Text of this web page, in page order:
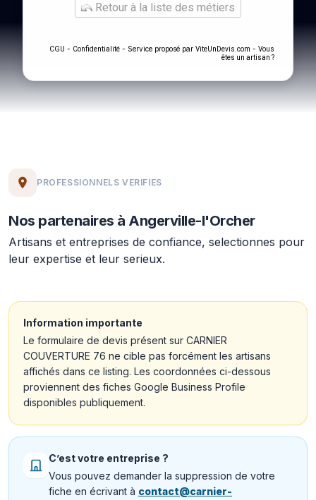
Retour à la liste des métiers
CGU - Confidentialité - Service proposé par ViteUnDevis.com - Vous
êtes un artisan ?
PROFESSIONNELS VERIFIES
Nos partenaires à Angerville-l'Orcher
Artisans et entreprises de confiance, selectionnes pour
leur expertise et leur serieux.
Information importante
Le formulaire de devis présent sur CARNIER
COUVERTURE 76 ne cible pas forcément les artisans
affichés dans ce listing. Les coordonnées ci-dessous
proviennent des fiches Google Business Profile
disponibles publiquement.
C’est votre entreprise ?
Vous pouvez demander la suppression de votre
fiche en écrivant à contact@carnier-